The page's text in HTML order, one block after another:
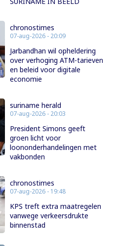
chronostimes
07-aug-2026 - 20:09
Jarbandhan wil opheldering
over verhoging ATM-tarieven
en beleid voor digitale
economie
suriname herald
07-aug-2026 - 20:03
President Simons geeft
groen licht voor
loononderhandelingen met
vakbonden
chronostimes
07-aug-2026 - 19:48
KPS treft extra maatregelen
vanwege verkeersdrukte
binnenstad